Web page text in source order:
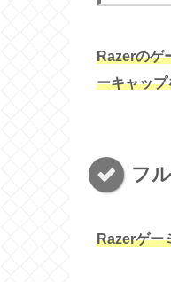
Razerのゲ
ーキャッ
フ
Razerゲー